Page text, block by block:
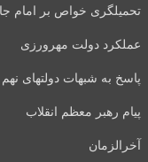
تحمیلگری خواص بر امام
عملکرد دولت مهرورزی
پاسخ به شبهات دولتهای
پیام رهبر معظم انقلاب
آخرالزمان